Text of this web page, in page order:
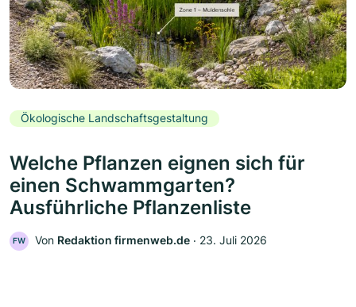
Ökologische Landschaftsgestaltung
Welche Pflanzen eignen sich für
einen Schwammgarten?
Ausführliche Pflanzenliste
FW Von Redaktion firmenweb.de ‧ 23. Juli 2026